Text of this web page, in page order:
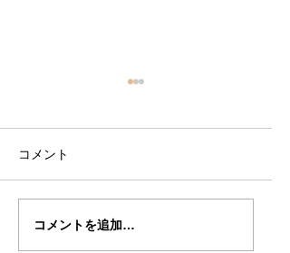
万里さんの”ALARD"制
コメント
コメントを追加…